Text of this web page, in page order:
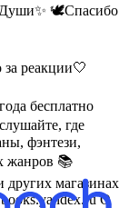
Души✨ 🕊️Спасибо
реакции🤍
бесплатно
где
фэнтези,
жанров 📚
других магазинах
О